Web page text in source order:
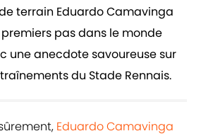
terrain Eduardo Camavinga
pas dans le monde
une anecdote savoureuse sur
du Stade Rennais.
Eduardo Camavinga